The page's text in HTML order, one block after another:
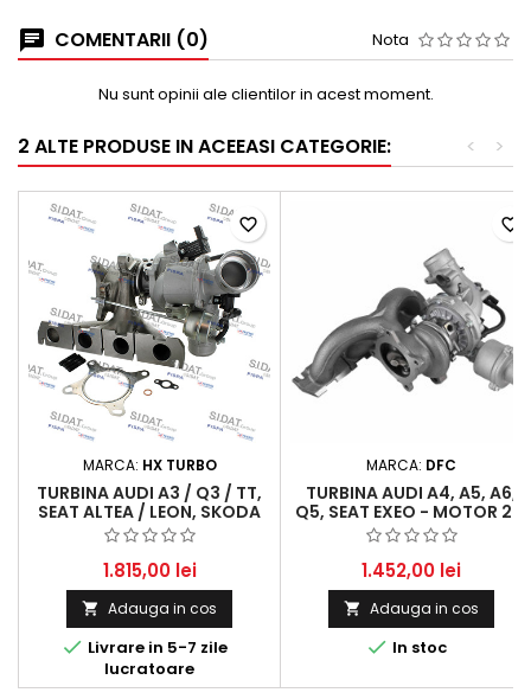
COMENTARII (0) Nota
Nu sunt opinii ale clientilor in acest moment.
2 ALTE PRODUSE IN ACEEASI CATEGORIE: >
<
MARCA: HX TURBO
TURBINA AUDI A3 / Q3 / TT,
SEAT ALTEA / LEON, SKODA
OCTAVIA / SUPERB, VW
BORA / CC / GOLF / PASSAT
/ SHARAN / 2.0 TFSI / TSI
1.815,00 lei
 Adauga in cos
 Livrare in 5-7 zile
lucratoare
favorite_border
MARCA: DFC
TURBINA AUDI A4, A5, A6,
Q5, SEAT EXEO - MOTOR 2.0
TFSI (2008-2018)
1.452,00 lei
 Adauga in cos
 In stoc
favorite_border